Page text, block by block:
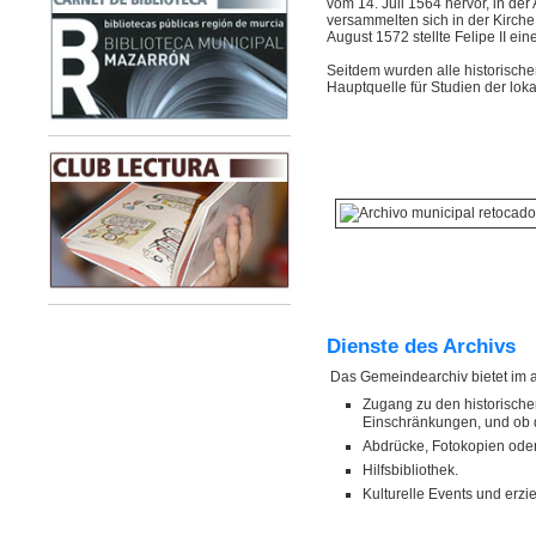
vom 14. Juli 1564 hervor, in
versammelten sich in der
August 1572 stellte Felipe II
Seitdem wurden alle
Hauptquelle für Studien der
Dienste des Archivs
Das Gemeindearchiv bietet im
Zugang zu den
Einschränkungen, und
Abdrücke, Fotokopien
Hilfsbibliothek.
Kulturelle Events und